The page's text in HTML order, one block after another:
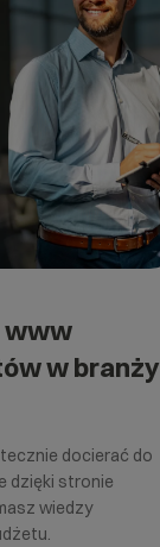
www
w branży
docierać do
dzięki stronie
wiedzy